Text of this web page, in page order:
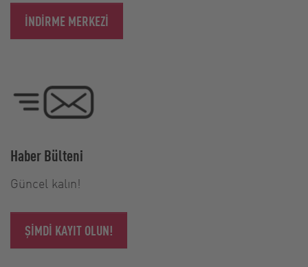
İNDIRME MERKEZI
Haber Bülteni
Güncel kalın!
ŞIMDI KAYIT OLUN!